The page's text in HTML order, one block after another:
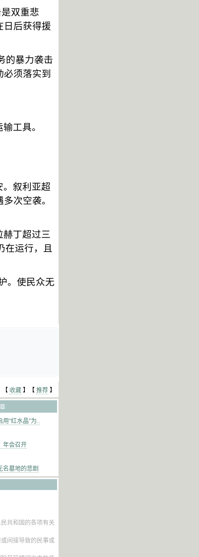
双重悲
日后获得援
的暴力袭击
须落实到
工具。
。叙利亚超
次空袭。
丁超过三
在运行，且
。使民众无
【 收藏 】【 推荐 】
“红水晶”为..
年会召开
名墓地的悲剧
共和国的各项有关
间接导致的民事或